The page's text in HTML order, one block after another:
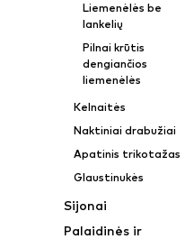
Liemenėlės be
lankelių
Pilnai krūtis
dengiančios
liemenėlės
Kelnaitės
Naktiniai drabužiai
Apatinis trikotažas
Glaustinukės
Sijonai
Palaidinės ir